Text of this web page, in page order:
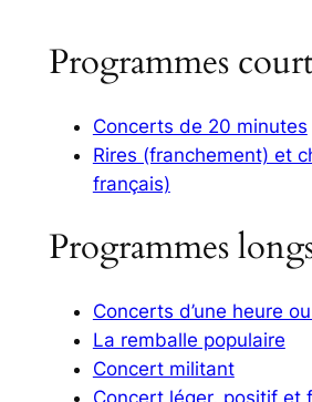
Programmes
Concerts de 20 minutes
Rires (franchement) et
français)
Programmes
Concerts d’une heure
La remballe populaire
Concert militant
Concert léger, positif et